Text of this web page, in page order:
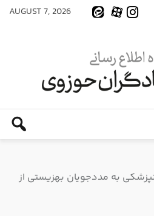
AUGUST 7, 2026
به مددجویان بهزیستی از